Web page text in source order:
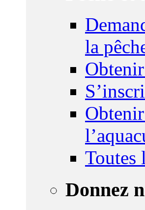
la
Toutes
Donnez